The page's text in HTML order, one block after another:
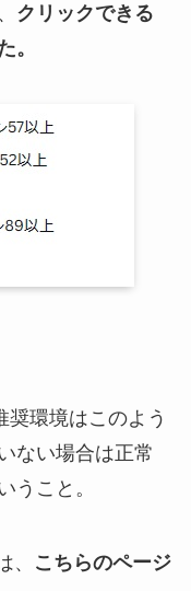
クリックできる
。
環境はこのよう
ない場合は正常
うこと。
、
こちらのページ